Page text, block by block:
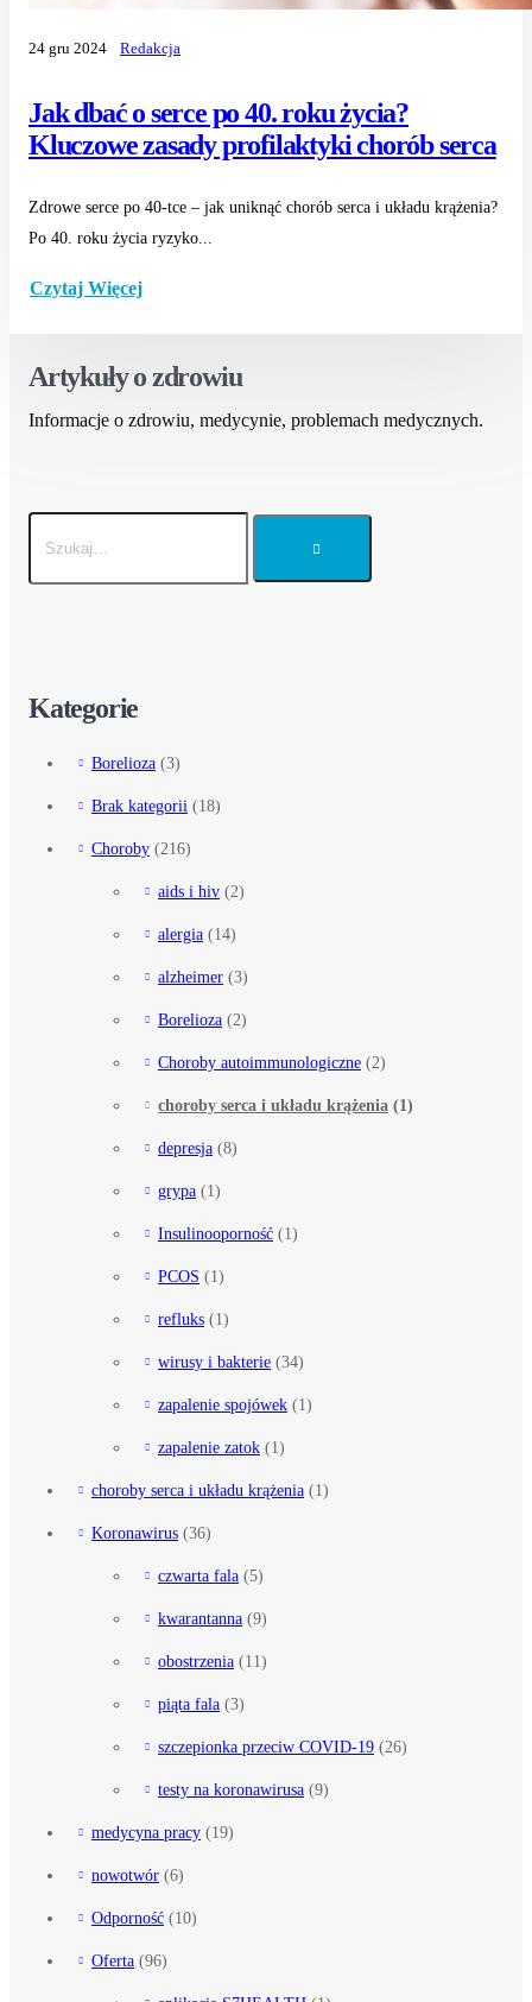
Jak dbać o serce po 40. roku życia?
Kluczowe zasady profilaktyki chorób serca
24 gru 2024 Redakcja
Zdrowe serce po 40-tce – jak uniknąć chorób serca i układu krążenia?
Po 40. roku życia ryzyko...
Czytaj Więcej
Artykuły o zdrowiu
Informacje o zdrowiu, medycynie, problemach medycznych.
Kategorie
Borelioza (3)
Brak kategorii (18)
Choroby (216)
aids i hiv (2)
alergia (14)
alzheimer (3)
Borelioza (2)
Choroby autoimmunologiczne (2)
choroby serca i układu krążenia (1)
depresja (8)
grypa (1)
Insulinooporność (1)
PCOS (1)
refluks (1)
wirusy i bakterie (34)
zapalenie spojówek (1)
zapalenie zatok (1)
choroby serca i układu krążenia (1)
Koronawirus (36)
czwarta fala (5)
kwarantanna (9)
obostrzenia (11)
piąta fala (3)
szczepionka przeciw COVID-19 (26)
testy na koronawirusa (9)
medycyna pracy (19)
nowotwór (6)
Odporność (10)
Oferta (96)